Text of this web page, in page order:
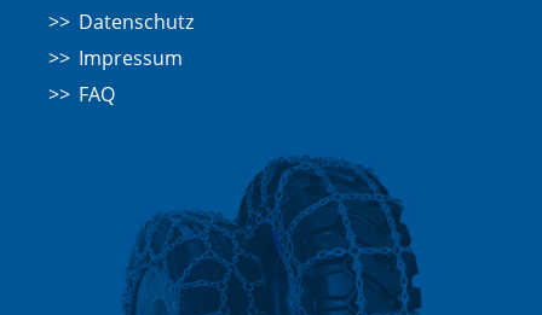
Datenschutz
Impressum
FAQ